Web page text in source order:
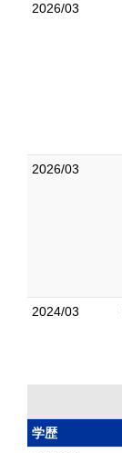
2026/03
2026/03
2024/03
学歴